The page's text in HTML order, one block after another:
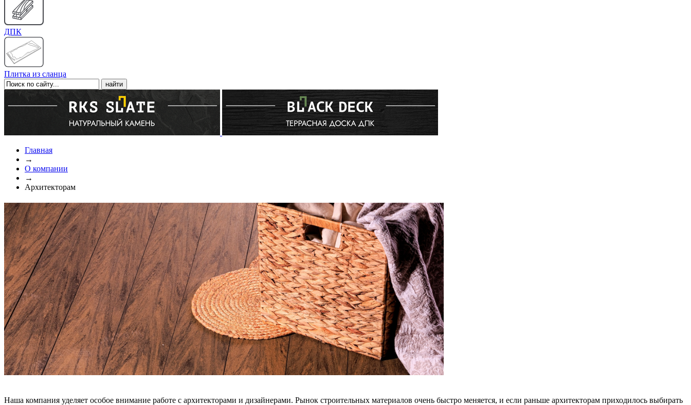
ДПК
Плитка из сланца
Главная
→
О компании
→
Архитекторам
Наша компания уделяет особое внимание работе с архитекторами и дизайнерами. Рынок строительных материалов очень быстро меняется, и если раньше архитекторам приходилось выбирать